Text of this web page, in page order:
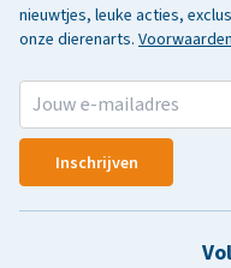
nieuwtjes, leuke acties,
onze dierenarts.
Inschrijven